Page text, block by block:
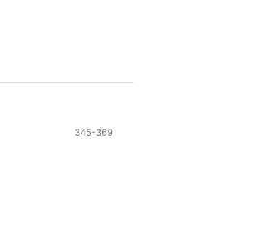
345-369